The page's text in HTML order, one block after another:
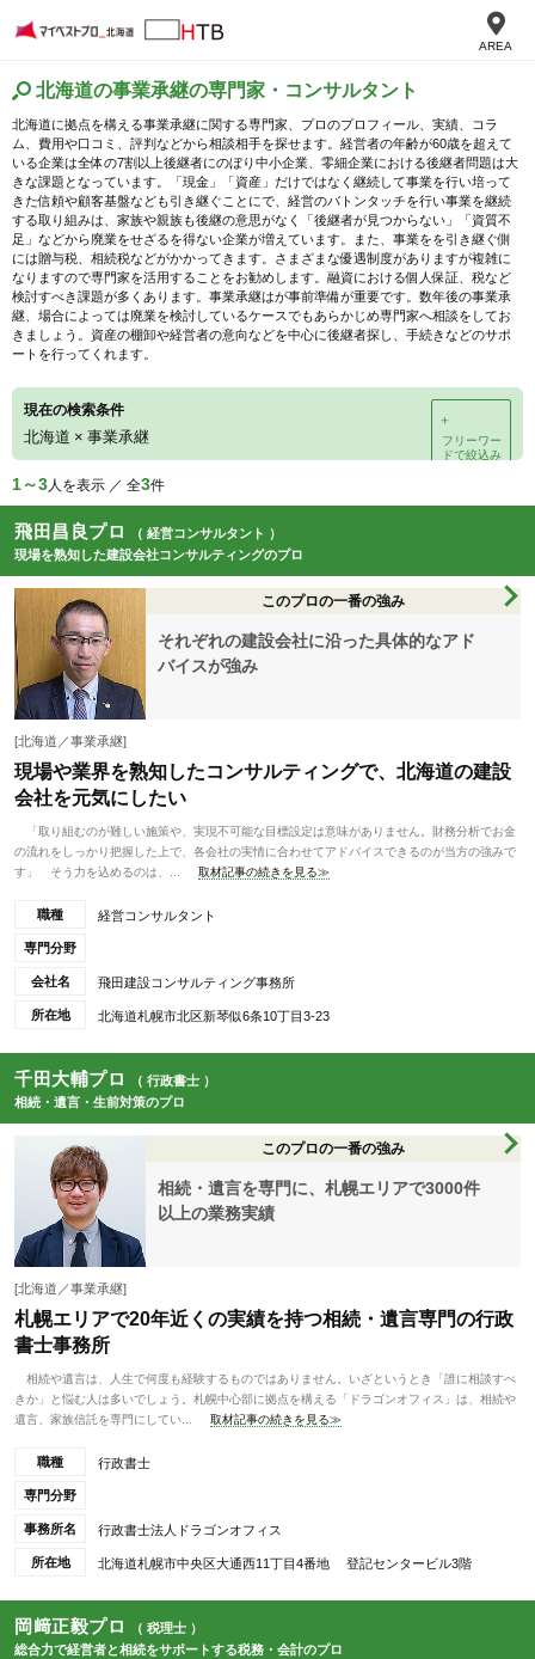
AREA
北海道の事業承継の専門家・コンサルタント
北海道に拠点を構える事業承継に関する専門家、プロのプロフィール、実績、コラ
ム、費用や口コミ、評判などから相談相手を探せます。経営者の年齢が60歳を超えて
いる企業は全体の7割以上後継者にのぼり中小企業、零細企業における後継者問題は大
きな課題となっています。「現金」「資産」だけではなく継続して事業を行い培って
きた信頼や顧客基盤なども引き継ぐことにで、経営のバトンタッチを行い事業を継続
する取り組みは、家族や親族も後継の意思がなく「後継者が見つからない」「資質不
足」などから廃業をせざるを得ない企業が増えています。また、事業をを引き継ぐ側
には贈与税、相続税などがかかってきます。さまざまな優遇制度がありますが複雑に
なりますので専門家を活用することをお勧めします。融資における個人保証、税など
検討すべき課題が多くあります。事業承継はが事前準備が重要です。数年後の事業承
継、場合によっては廃業を検討しているケースでもあらかじめ専門家へ相談をしてお
きましょう。資産の棚卸や経営者の意向などを中心に後継者探し、手続きなどのサポ
ートを行ってくれます。
現在の検索条件
北海道 × 事業承継
＋
フリーワー
ドで絞込み
1～3人を表示 ／ 全3件
飛田昌良プロ
（ 経営コンサルタント ）
現場を熟知した建設会社コンサルティングのプロ
このプロの一番の強み
それぞれの建設会社に沿った具体的なアド
バイスが強み
[北海道／事業承継]
現場や業界を熟知したコンサルティングで、北海道の建設
会社を元気にしたい
「取り組むのが難しい施策や、実現不可能な目標設定は意味がありません。財務分析でお金
の流れをしっかり把握した上で、各会社の実情に合わせてアドバイスできるのが当方の強みで
す」 そう力を込めるのは、...
取材記事の続きを見る≫
職種 経営コンサルタント
専門分野
会社名 飛田建設コンサルティング事務所
所在地 北海道札幌市北区新琴似6条10丁目3-23
千田大輔プロ
（ 行政書士 ）
相続・遺言・生前対策のプロ
このプロの一番の強み
相続・遺言を専門に、札幌エリアで3000件
以上の業務実績
[北海道／事業承継]
札幌エリアで20年近くの実績を持つ相続・遺言専門の行政
書士事務所
相続や遺言は、人生で何度も経験するものではありません。いざというとき「誰に相談すべ
きか」と悩む人は多いでしょう。札幌中心部に拠点を構える「ドラゴンオフィス」は、相続や
遺言、家族信託を専門にしてい...
取材記事の続きを見る≫
職種 行政書士
専門分野
事務所名 行政書士法人ドラゴンオフィス
所在地 北海道札幌市中央区大通西11丁目4番地 登記センタービル3階
岡﨑正毅プロ
（ 税理士 ）
総合力で経営者と相続をサポートする税務・会計のプロ